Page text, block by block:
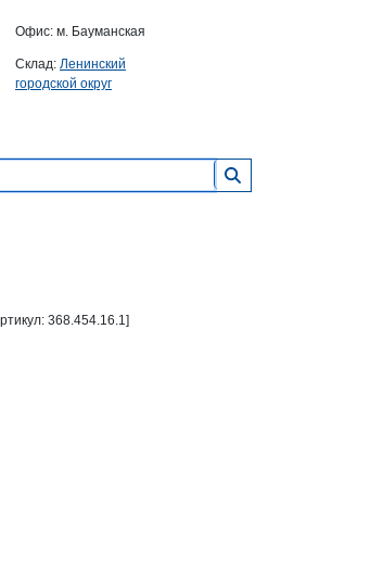
Офис: м. Бауманская
Склад: Ленинский
городской округ
368.454.16.1]